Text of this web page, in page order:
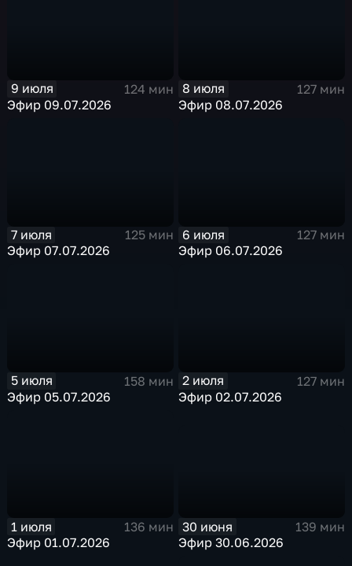
9 июля
124 мин
Эфир 09.07.2026
8 июля
127 мин
Эфир 08.07.2026
7 июля
125 мин
Эфир 07.07.2026
6 июля
127 мин
Эфир 06.07.2026
5 июля
158 мин
Эфир 05.07.2026
2 июля
127 мин
Эфир 02.07.2026
1 июля
136 мин
Эфир 01.07.2026
30 июня
139 мин
Эфир 30.06.2026